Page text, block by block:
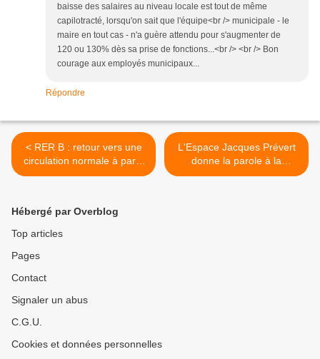
baisse des salaires au niveau locale est tout de même
capilotracté, lorsqu'on sait que l'équipe<br /> municipale - le
maire en tout cas - n'a guère attendu pour s'augmenter de
120 ou 130% dès sa prise de fonctions...<br /> <br /> Bon
courage aux employés municipaux...
Répondre
< RER B : retour vers une
circulation normale à partir
du lundi 30 janvier
L'Espace Jacques Prévert
donne la parole à la
jeunesse d'Aulnay-sous-
Hébergé par Overblog
Top articles
Pages
Contact
Signaler un abus
C.G.U.
Cookies et données personnelles